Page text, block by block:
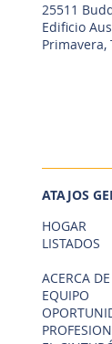
25511
Edificio
Primavera,
ATAJOS
HOGAR
LISTADOS
ACERCA DE
EQUIPO